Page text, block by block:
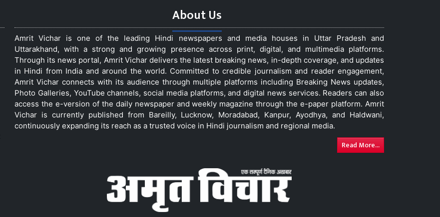
About Us
Amrit Vichar is one of the leading Hindi newspapers and media houses in Uttar Pradesh and
Uttarakhand, with a strong and growing presence across print, digital, and multimedia platforms.
Through its news portal, Amrit Vichar delivers the latest breaking news, in-depth coverage, and updates
in Hindi from India and around the world. Committed to credible journalism and reader engagement,
Amrit Vichar connects with its audience through multiple platforms including Breaking News updates,
Photo Galleries, YouTube channels, social media platforms, and digital news services. Readers can also
access the e-version of the daily newspaper and weekly magazine through the e-paper platform. Amrit
Vichar is currently published from Bareilly, Lucknow, Moradabad, Kanpur, Ayodhya, and Haldwani,
continuously expanding its reach as a trusted voice in Hindi journalism and regional media.
Read More...